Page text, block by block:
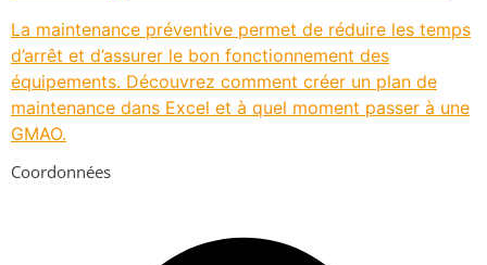
La maintenance préventive permet de réduire les temps
d’arrêt et d’assurer le bon fonctionnement des
équipements. Découvrez comment créer un plan de
maintenance dans Excel et à quel moment passer à une
GMAO.
Coordonnées